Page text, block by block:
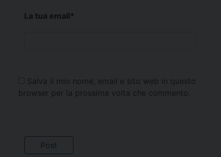
La tua email*
Salva il mio nome, email e sito web in questo
browser per la prossima volta che commento.